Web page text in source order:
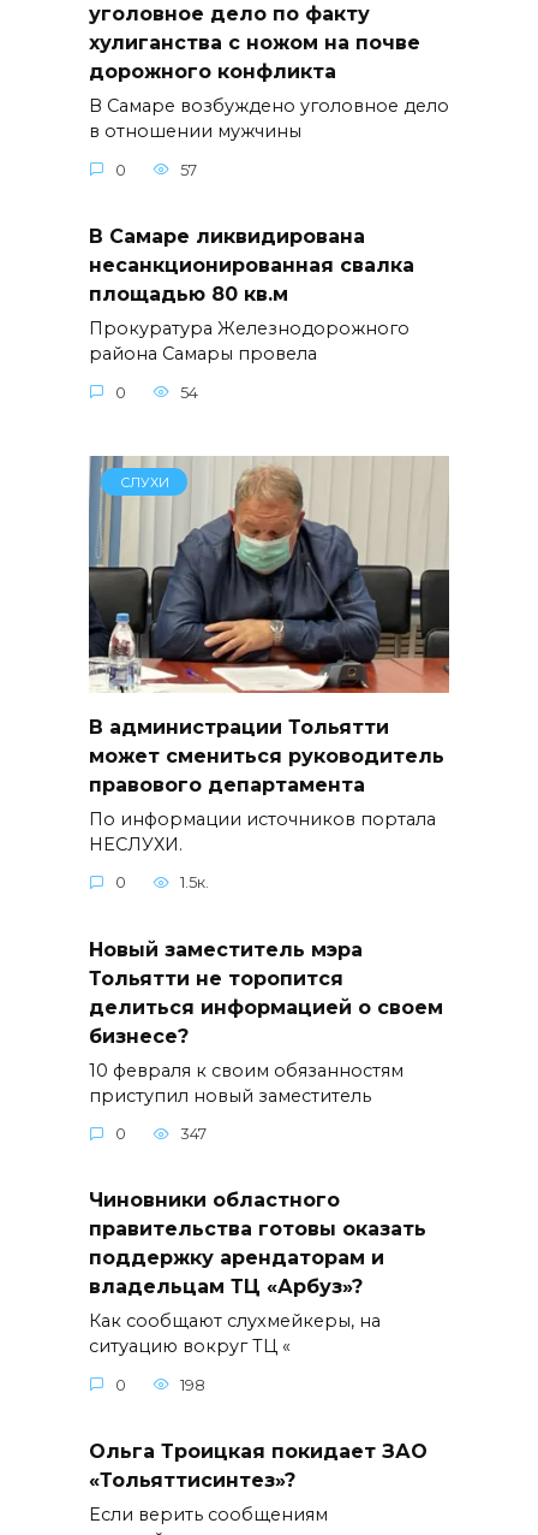
уголовное дело по факту
хулиганства с ножом на почве
дорожного конфликта
В Самаре возбуждено уголовное дело
в отношении мужчины
0 57
В Самаре ликвидирована
несанкционированная свалка
площадью 80 кв.м
Прокуратура Железнодорожного
района Самары провела
0 54
СЛУХИ
В администрации Тольятти
может смениться руководитель
правового департамента
По информации источников портала
НЕСЛУХИ.
0 1.5к.
Новый заместитель мэра
Тольятти не торопится
делиться информацией о своем
бизнесе?
10 февраля к своим обязанностям
приступил новый заместитель
0 347
Чиновники областного
правительства готовы оказать
поддержку арендаторам и
владельцам ТЦ «Арбуз»?
Как сообщают слухмейкеры, на
ситуацию вокруг ТЦ «
0 198
Ольга Троицкая покидает ЗАО
«Тольяттисинтез»?
Если верить сообщениям